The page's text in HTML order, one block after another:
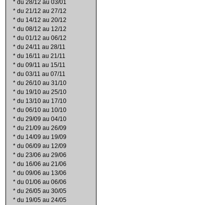
* du 28/12 au 03/01
* du 21/12 au 27/12
* du 14/12 au 20/12
* du 08/12 au 12/12
* du 01/12 au 06/12
* du 24/11 au 28/11
* du 16/11 au 21/11
* du 09/11 au 15/11
* du 03/11 au 07/11
* du 26/10 au 31/10
* du 19/10 au 25/10
* du 13/10 au 17/10
* du 06/10 au 10/10
* du 29/09 au 04/10
* du 21/09 au 26/09
* du 14/09 au 19/09
* du 06/09 au 12/09
* du 23/06 au 29/06
* du 16/06 au 21/06
* du 09/06 au 13/06
* du 01/06 au 06/06
* du 26/05 au 30/05
* du 19/05 au 24/05